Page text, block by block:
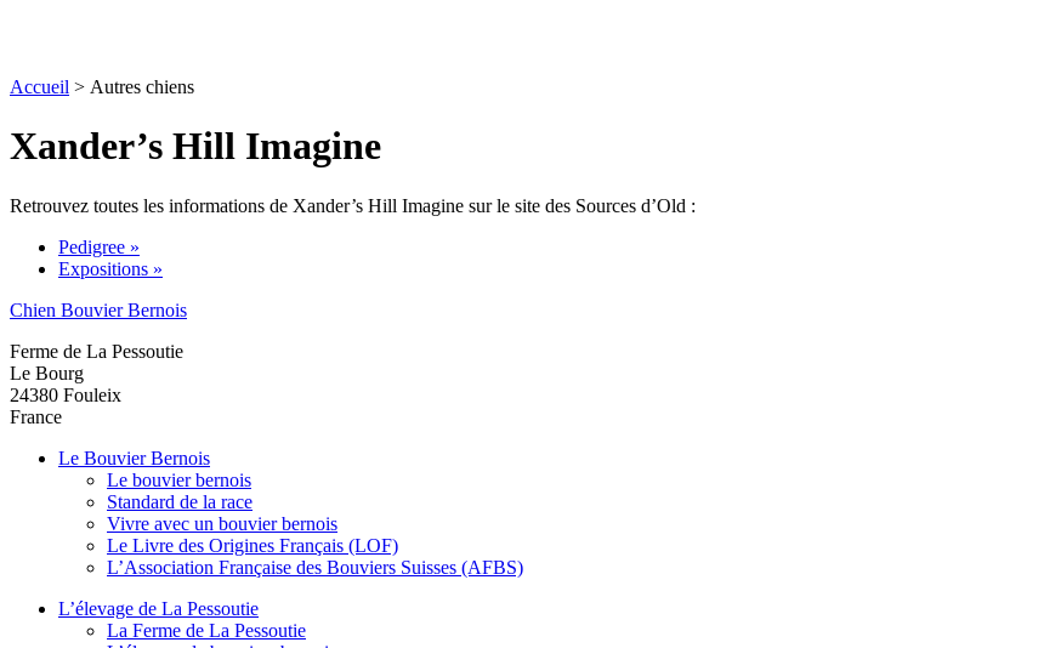
Accueil > Autres chiens
Xander’s Hill Imagine
Retrouvez toutes les informations de Xander’s Hill Imagine sur le site des Sources d’Old :
Pedigree »
Expositions »
Chien Bouvier Bernois
Ferme de La Pessoutie
Le Bourg
24380 Fouleix
France
Le Bouvier Bernois
Le bouvier bernois
Standard de la race
Vivre avec un bouvier bernois
Le Livre des Origines Français (LOF)
L’Association Française des Bouviers Suisses (AFBS)
L’élevage de La Pessoutie
La Ferme de La Pessoutie